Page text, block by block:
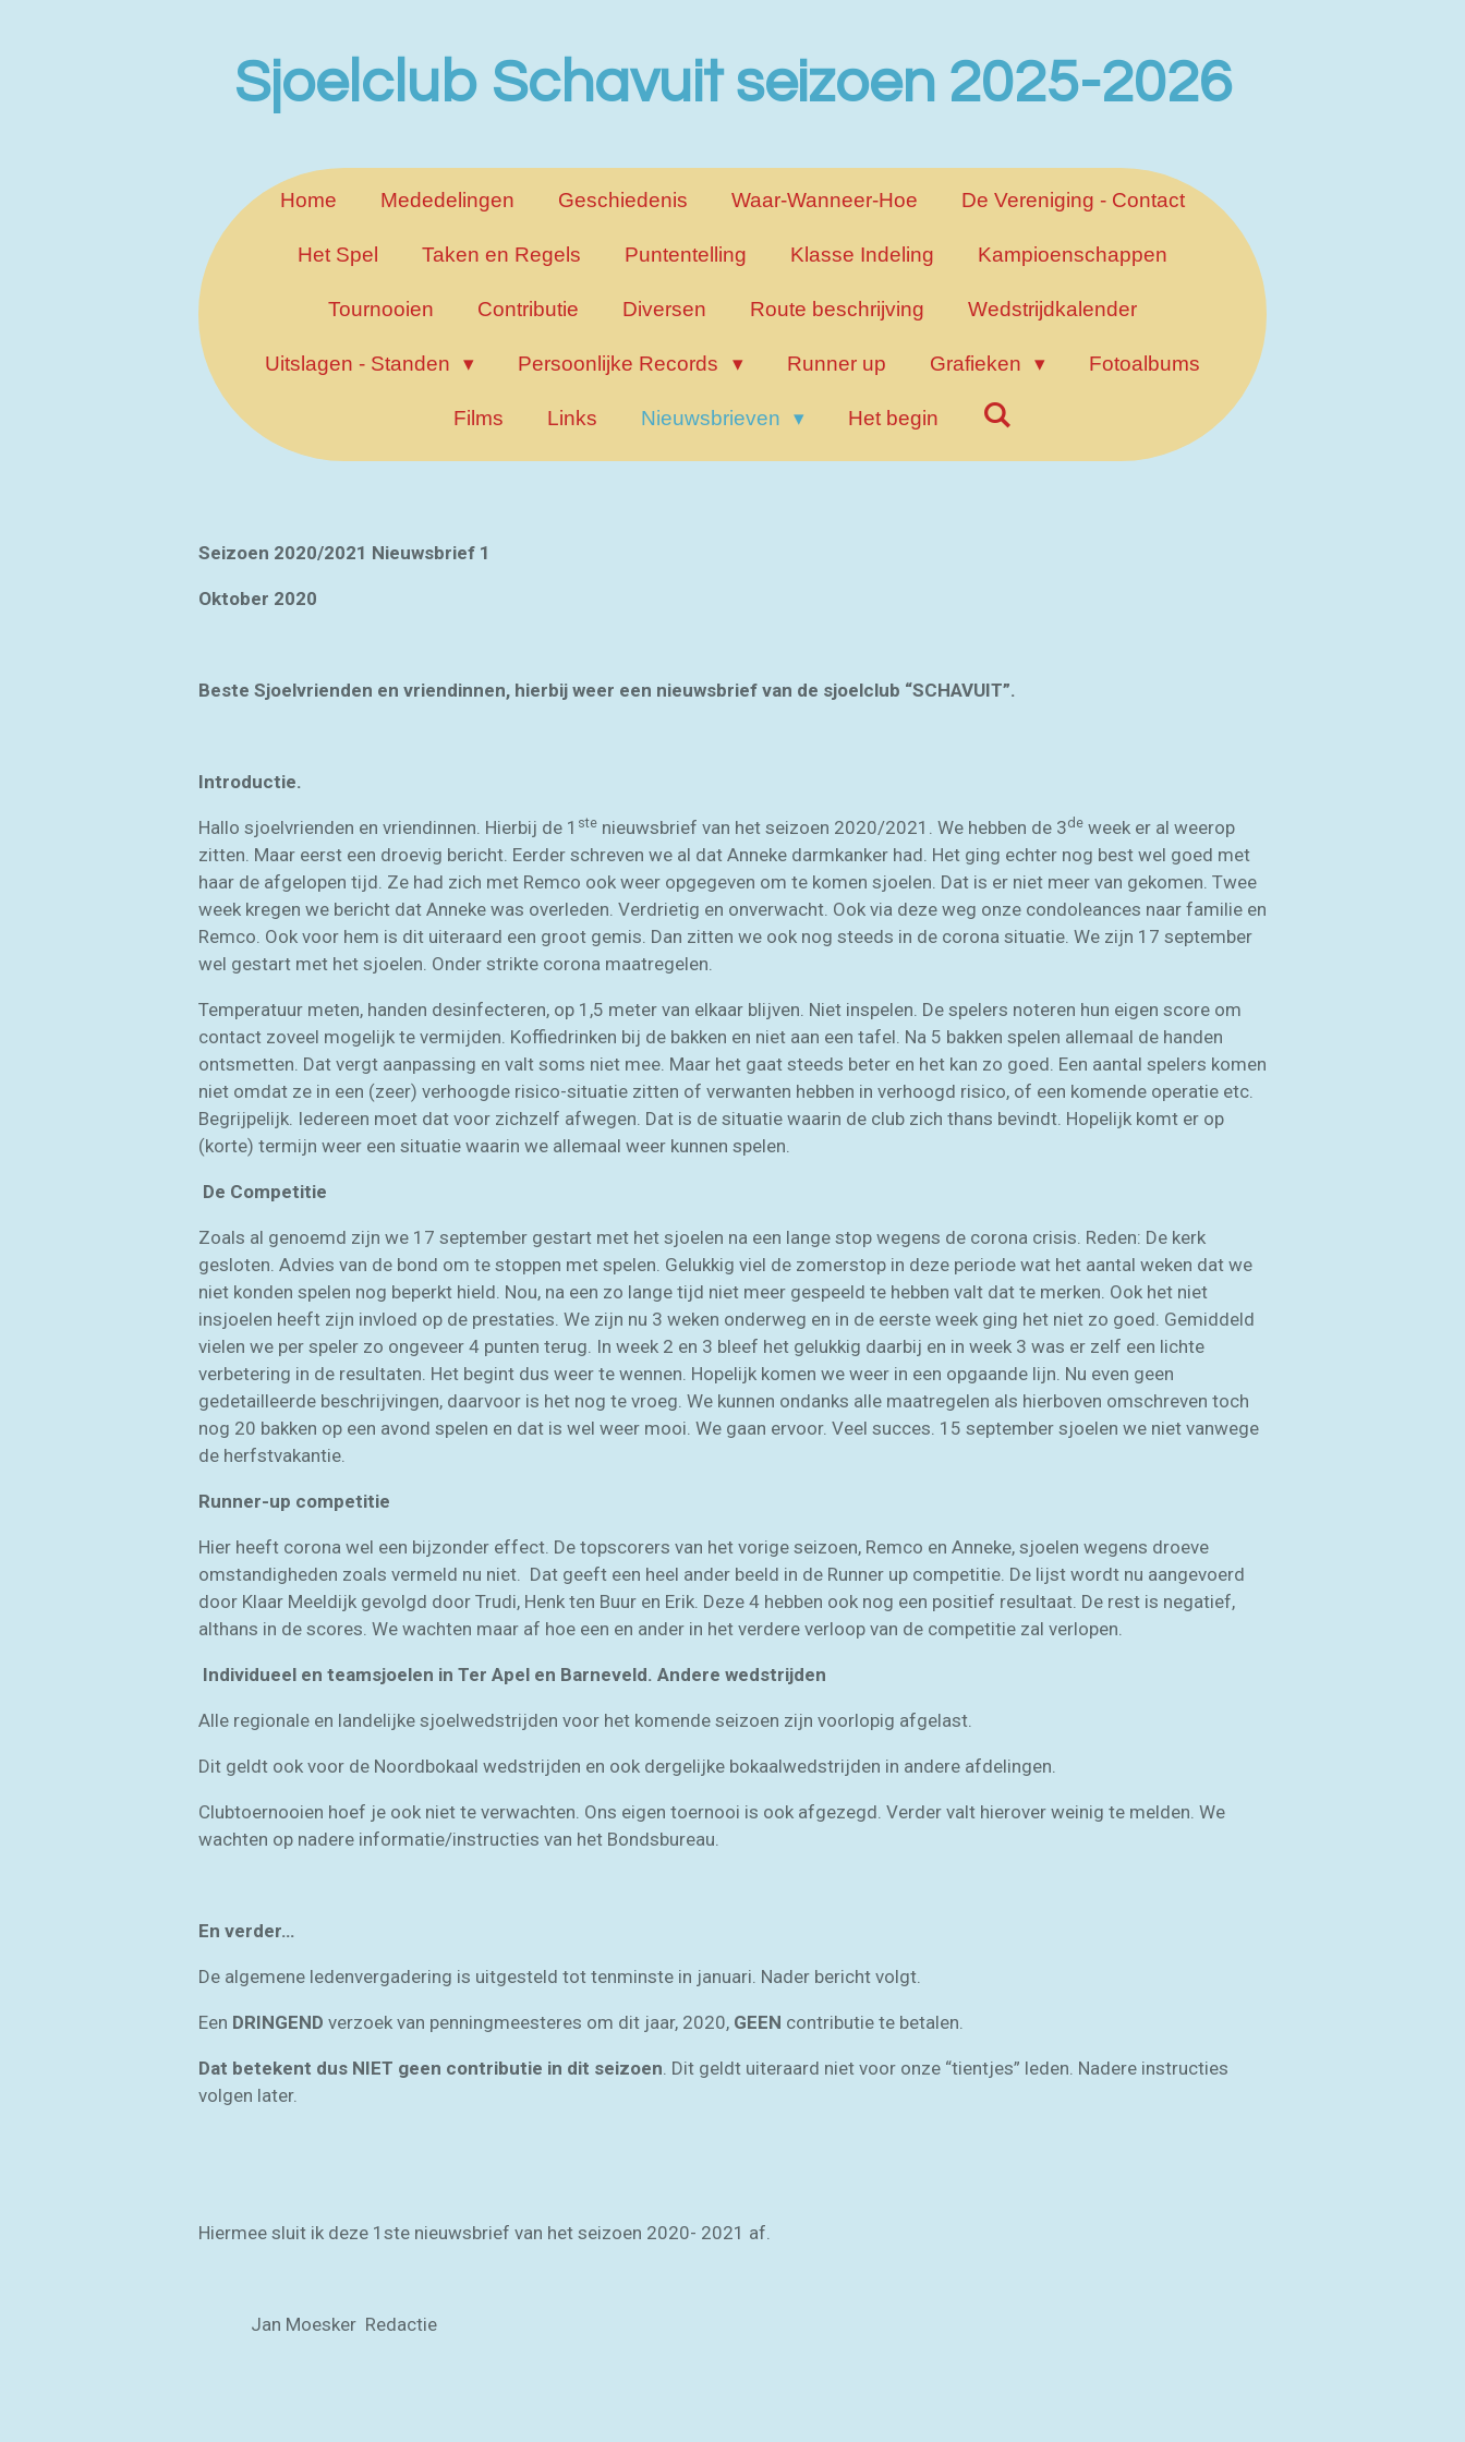
Sjoelclub Schavuit seizoen 2025-2026
Home Mededelingen Geschiedenis Waar-Wanneer-Hoe De Vereniging - Contact
Het Spel Taken en Regels Puntentelling Klasse Indeling Kampioenschappen
Tournooien Contributie Diversen Route beschrijving Wedstrijdkalender
Uitslagen - Standen Persoonlijke Records Runner up Grafieken Fotoalbums
Films Links Nieuwsbrieven Het begin
Seizoen 2020/2021 Nieuwsbrief 1
Oktober 2020
Beste Sjoelvrienden en vriendinnen, hierbij weer een nieuwsbrief van de sjoelclub “SCHAVUIT”.
Introductie.
Hallo sjoelvrienden en vriendinnen. Hierbij de 1 ste nieuwsbrief van het seizoen 2020/2021. We hebben de 3de week er al weerop
zitten. Maar eerst een droevig bericht. Eerder schreven we al dat Anneke darmkanker had. Het ging echter nog best wel goed met
haar de afgelopen tijd. Ze had zich met Remco ook weer opgegeven om te komen sjoelen. Dat is er niet meer van gekomen. Twee
week kregen we bericht dat Anneke was overleden. Verdrietig en onverwacht. Ook via deze weg onze condoleances naar familie en
Remco. Ook voor hem is dit uiteraard een groot gemis. Dan zitten we ook nog steeds in de corona situatie. We zijn 17 september
wel gestart met het sjoelen. Onder strikte corona maatregelen.
Temperatuur meten, handen desinfecteren, op 1,5 meter van elkaar blijven. Niet inspelen. De spelers noteren hun eigen score om
contact zoveel mogelijk te vermijden. Koffiedrinken bij de bakken en niet aan een tafel. Na 5 bakken spelen allemaal de handen
ontsmetten. Dat vergt aanpassing en valt soms niet mee. Maar het gaat steeds beter en het kan zo goed. Een aantal spelers komen
niet omdat ze in een (zeer) verhoogde risico-situatie zitten of verwanten hebben in verhoogd risico, of een komende operatie etc.
Begrijpelijk. Iedereen moet dat voor zichzelf afwegen. Dat is de situatie waarin de club zich thans bevindt. Hopelijk komt er op
(korte) termijn weer een situatie waarin we allemaal weer kunnen spelen.
De Competitie
Zoals al genoemd zijn we 17 september gestart met het sjoelen na een lange stop wegens de corona crisis. Reden: De kerk
gesloten. Advies van de bond om te stoppen met spelen. Gelukkig viel de zomerstop in deze periode wat het aantal weken dat we
niet konden spelen nog beperkt hield. Nou, na een zo lange tijd niet meer gespeeld te hebben valt dat te merken. Ook het niet
insjoelen heeft zijn invloed op de prestaties. We zijn nu 3 weken onderweg en in de eerste week ging het niet zo goed. Gemiddeld
vielen we per speler zo ongeveer 4 punten terug. In week 2 en 3 bleef het gelukkig daarbij en in week 3 was er zelf een lichte
verbetering in de resultaten. Het begint dus weer te wennen. Hopelijk komen we weer in een opgaande lijn. Nu even geen
gedetailleerde beschrijvingen, daarvoor is het nog te vroeg. We kunnen ondanks alle maatregelen als hierboven omschreven toch
nog 20 bakken op een avond spelen en dat is wel weer mooi. We gaan ervoor. Veel succes. 15 september sjoelen we niet vanwege
de herfstvakantie.
Runner-up competitie
Hier heeft corona wel een bijzonder effect. De topscorers van het vorige seizoen, Remco en Anneke, sjoelen wegens droeve
omstandigheden zoals vermeld nu niet. Dat geeft een heel ander beeld in de Runner up competitie. De lijst wordt nu aangevoerd
door Klaar Meeldijk gevolgd door Trudi, Henk ten Buur en Erik. Deze 4 hebben ook nog een positief resultaat. De rest is negatief,
althans in de scores. We wachten maar af hoe een en ander in het verdere verloop van de competitie zal verlopen.
Individueel en teamsjoelen in Ter Apel en Barneveld. Andere wedstrijden
Alle regionale en landelijke sjoelwedstrijden voor het komende seizoen zijn voorlopig afgelast.
Dit geldt ook voor de Noordbokaal wedstrijden en ook dergelijke bokaalwedstrijden in andere afdelingen.
Clubtoernooien hoef je ook niet te verwachten. Ons eigen toernooi is ook afgezegd. Verder valt hierover weinig te melden. We
wachten op nadere informatie/instructies van het Bondsbureau.
En verder…
De algemene ledenvergadering is uitgesteld tot tenminste in januari. Nader bericht volgt.
Een DRINGEND verzoek van penningmeesteres om dit jaar, 2020, GEEN contributie te betalen.
Dat betekent dus NIET geen contributie in dit seizoen. Dit geldt uiteraard niet voor onze “tientjes” leden. Nadere instructies
volgen later.
Hiermee sluit ik deze 1ste nieuwsbrief van het seizoen 2020- 2021 af.
Jan Moesker Redactie